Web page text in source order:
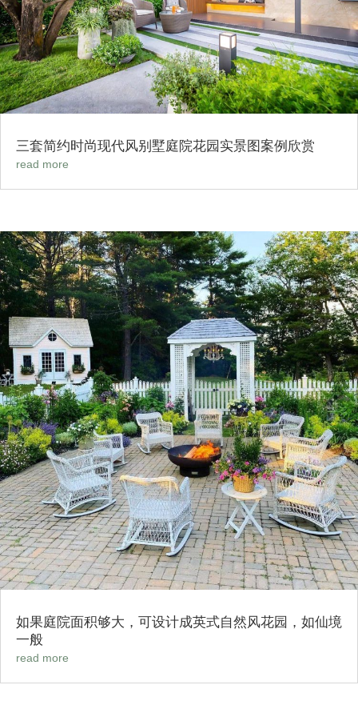
三套简约时尚现代风别墅庭院花园实景图案例欣赏
read more
如果庭院面积够大，可设计成英式自然风花园，如仙境
一般
read more